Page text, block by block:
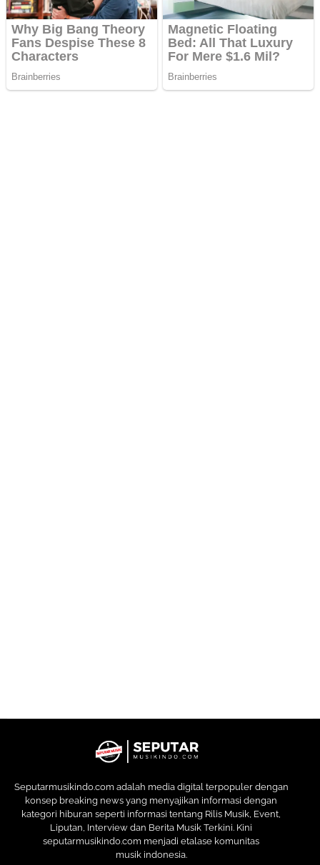
Seputarmusikindo.com adalah media digital terpopuler dengan
konsep breaking news yang menyajikan informasi dengan
kategori hiburan seperti informasi tentang Rilis Musik, Event,
Liputan, Interview dan Berita Musik Terkini. Kini
seputarmusikindo.com menjadi etalase komunitas
musik indonesia.